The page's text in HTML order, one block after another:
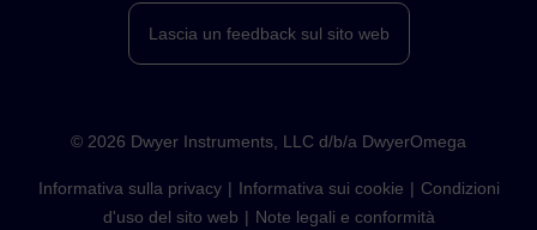
Lascia un feedback sul sito web
© 2026 Dwyer Instruments, LLC d/b/a DwyerOmega
Informativa sulla privacy Informativa sui cookie
Condizioni
d'uso del sito web
Note legali e conformità